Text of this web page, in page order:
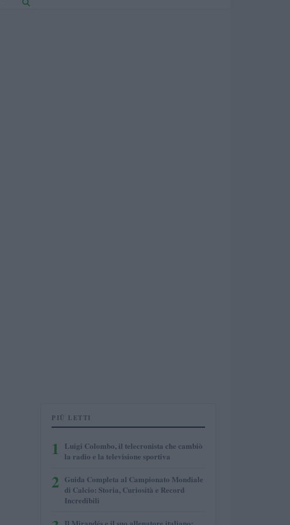
PIÙ LETTI
1
Luigi Colombo, il telecronista che cambiò
la radio e la televisione sportiva
2 Guida Completa al Campionato Mondiale
di Calcio: Storia, Curiosità e Record
Incredibili